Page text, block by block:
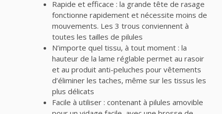
Rapide et efficace : la grande tête de rasage
fonctionne rapidement et nécessite moins de
mouvements. Les 3 trous conviennent à
toutes les tailles de pilules
N’importe quel tissu, à tout moment : la
hauteur de la lame réglable permet au rasoir
et au produit anti-peluches pour vêtements
d’éliminer les taches, même sur les tissus les
plus délicats
Facile à utiliser : contenant à pilules amovible